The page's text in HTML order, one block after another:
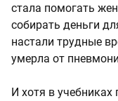
стала помогать
собирать деньги
настали трудные
умерла от
И хотя в